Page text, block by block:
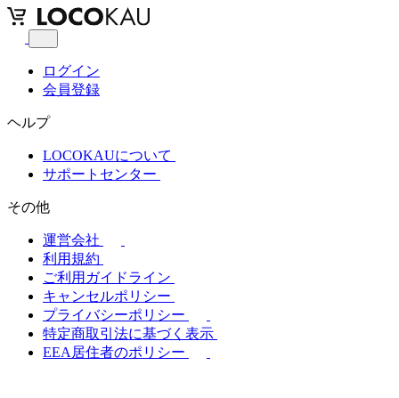
ログイン
会員登録
ヘルプ
LOCOKAUについて
サポートセンター
その他
運営会社
利用規約
ご利用ガイドライン
キャンセルポリシー
プライバシーポリシー
特定商取引法に基づく表示
EEA居住者のポリシー